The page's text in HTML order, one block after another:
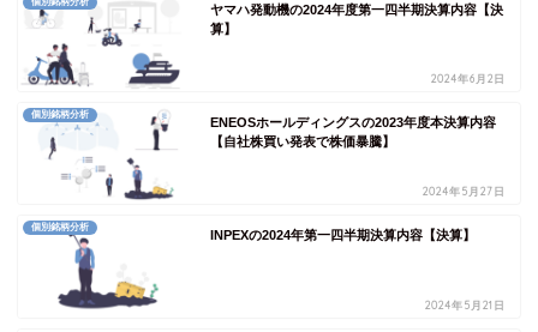
ヤマハ発動機の2024年度第一四半期決算内容【決
算】
2024年6月2日
個別銘柄分析
ENEOSホールディングスの2023年度本決算内容
【自社株買い発表で株価暴騰】
2024年5月27日
個別銘柄分析
INPEXの2024年第一四半期決算内容【決算】
2024年5月21日